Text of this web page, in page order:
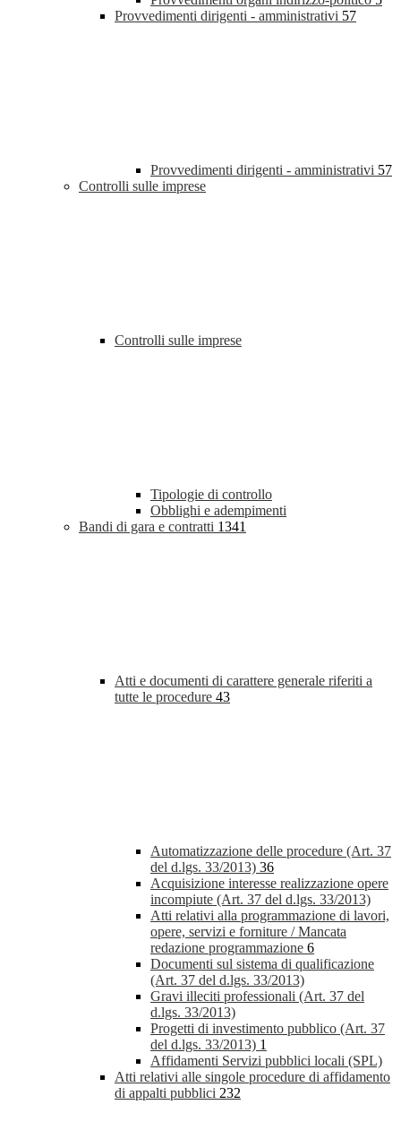
Provvedimenti dirigenti - amministrativi 57
Provvedimenti dirigenti - amministrativi 57
Controlli sulle imprese
Controlli sulle imprese
Tipologie di controllo
Obblighi e adempimenti
Bandi di gara e contratti 1341
Atti e documenti di carattere generale riferiti a
tutte le procedure 43
Automatizzazione delle procedure (Art. 37
del d.lgs. 33/2013) 36
Acquisizione interesse realizzazione opere
incompiute (Art. 37 del d.lgs. 33/2013)
Atti relativi alla programmazione di lavori,
opere, servizi e forniture / Mancata
redazione programmazione 6
Documenti sul sistema di qualificazione
(Art. 37 del d.lgs. 33/2013)
Gravi illeciti professionali (Art. 37 del
d.lgs. 33/2013)
Progetti di investimento pubblico (Art. 37
del d.lgs. 33/2013) 1
Affidamenti Servizi pubblici locali (SPL)
Atti relativi alle singole procedure di affidamento
di appalti pubblici 232